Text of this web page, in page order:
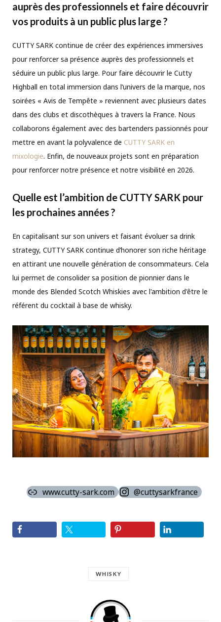
auprès des professionnels et faire découvrir
vos produits à un public plus large ?
CUTTY SARK continue de créer des expériences immersives
pour renforcer sa présence auprès des professionnels et
séduire un public plus large. Pour faire découvrir le Cutty
Highball en total immersion dans l’univers de la marque, nos
soirées « Avis de Tempête » reviennent avec plusieurs dates
dans des clubs et discothèques à travers la France. Nous
collaborons également avec des bartenders passionnés pour
mettre en avant la polyvalence de CUTTY SARK en
mixologie. Enfin, de nouveaux projets sont en préparation
pour renforcer notre présence et notre visibilité en 2026.
Quelle est l’ambition de CUTTY SARK pour
les prochaines années ?
En capitalisant sur son univers et faisant évoluer sa drink
strategy, CUTTY SARK continue d’honorer son riche héritage
en attirant une nouvelle génération de consommateurs. Cela
lui permet de consolider sa position de pionnier dans le
monde des Blended Scotch Whiskies avec l'ambition d'être le
référent du cocktail à base de whisky.
www.cutty-sark.com @cuttysarkfrance
WHISKY